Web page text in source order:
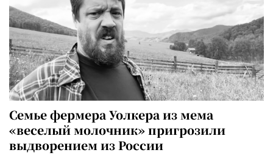
Семье фермера Уолкера из мема
«веселый молочник» пригрозили
выдворением из России